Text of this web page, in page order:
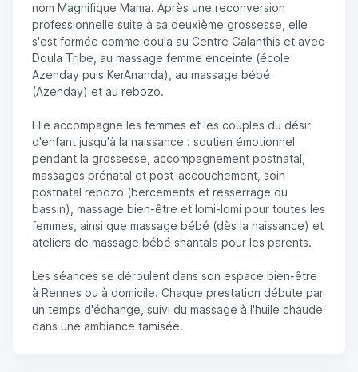
nom Magnifique Mama. Après une reconversion
professionnelle suite à sa deuxième grossesse, elle
s'est formée comme doula au Centre Galanthis et avec
Doula Tribe, au massage femme enceinte (école
Azenday puis KerAnanda), au massage bébé
(Azenday) et au rebozo.
Elle accompagne les femmes et les couples du désir
d'enfant jusqu'à la naissance : soutien émotionnel
pendant la grossesse, accompagnement postnatal,
massages prénatal et post-accouchement, soin
postnatal rebozo (bercements et resserrage du
bassin), massage bien-être et lomi-lomi pour toutes les
femmes, ainsi que massage bébé (dès la naissance) et
ateliers de massage bébé shantala pour les parents.
Les séances se déroulent dans son espace bien-être
à Rennes ou à domicile. Chaque prestation débute par
un temps d'échange, suivi du massage à l'huile chaude
dans une ambiance tamisée.